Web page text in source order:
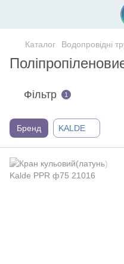
Каталог Водопровідні
Фільтр 1
Бренд KALDE